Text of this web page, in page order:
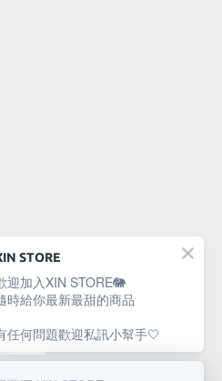
STORE
迎加入XIN STORE🐘
時給你最新最甜的商品
任何問題歡迎私訊小幫手🤍